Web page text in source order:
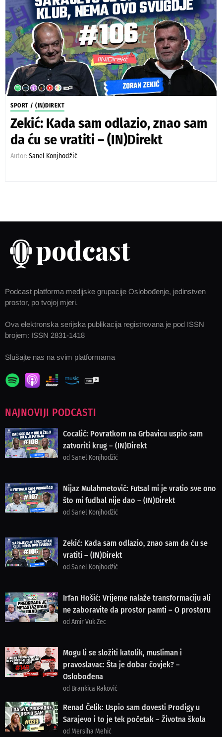
SPORT / (IN)DIREKT
Zekić: Kada sam odlazio, znao sam
da ću se vratiti – (IN)Direkt
Autor: Sanel Konjhodžić
Podcast platforma medijske grupacije Oslobođenje, jedinstven
prostor, po tvojoj mjeri.
Ova elektronska serijska publikacija registrovana je pod ISSN
brojem: ISSN 2831-1418
Slušajte nas na svim platformama
NAJNOVIJI PODCASTI
Cocalić: Povratkom na Grbavicu uspio sam
zatvoriti krug – (IN)Direkt
od Sanel Konjhodžić
Nijaz Mulahmetović: Futsal mi je vratio sve ono
što mi fudbal nije dao – (IN)Direkt
od Sanel Konjhodžić
Zekić: Kada sam odlazio, znao sam da ću se
vratiti – (IN)Direkt
od Sanel Konjhodžić
Irfan Hošić: Vrijeme nalaže transformaciju ali
ne zaboravite da prostor pamti – O prostoru
od Amir Vuk Zec
Mogu li se složiti katolik, musliman i
pravoslavac: Šta je dobar čovjek? –
Oslobođena
od Brankica Raković
Renad Čelik: Uspio sam dovesti Prodigy u
Sarajevo i to je tek početak – Životna škola
od Mersiha Mehić